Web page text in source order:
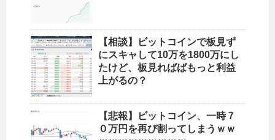
【相談】ビットコインで板見ず
にスキャして10万を1800万にし
たけど、板見ればばもっと利益
上がるの？
【悲報】ビットコイン、一時７
０万円を再び割ってしまうｗｗ